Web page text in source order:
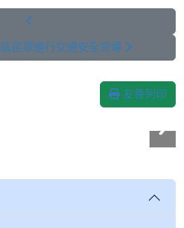
民眾進行交通安全宣導
友善列印